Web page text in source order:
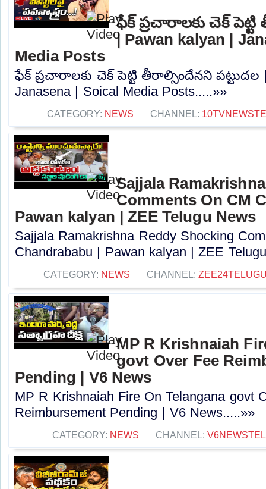
ఫేక్ ప్రచారాలకు చెక్ పెట్టి
| Pawan kalyan |
Media Posts
ఫేక్ ప్రచారాలకు చెక్ పెట్టి తీరాల్సిందేనని పట్టుదల
Janasena | Soical Media Posts.....»»
CATEGORY: NEWS CHANNEL:
Sajjala
Comments On CM
Pawan kalyan | ZEE Telugu News
Sajjala Ramakrishna Reddy Shocking
Chandrababu | Pawan kalyan | ZEE
CATEGORY: NEWS CHANNEL:
MP R Krishnaiah
govt Over Fee
Pending | V6 News
MP R Krishnaiah Fire On Telangana govt
Reimbursement Pending | V6 News.....»»
CATEGORY: NEWS CHANNEL: